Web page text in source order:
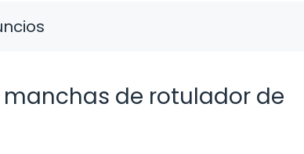
de rotulador de